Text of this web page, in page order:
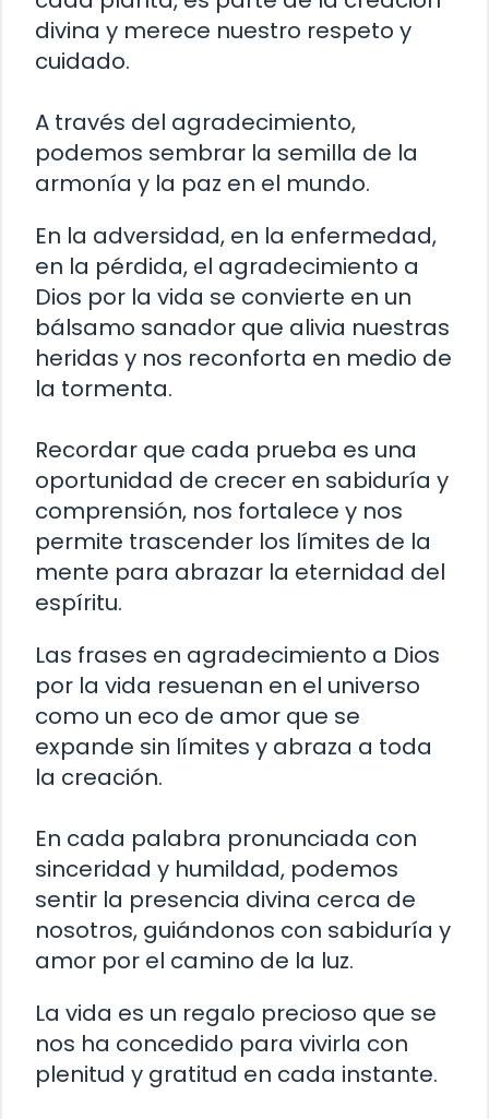
divina y merece nuestro respeto y
cuidado.
A través del agradecimiento,
podemos sembrar la semilla de la
armonía y la paz en el mundo.
En la adversidad, en la enfermedad,
en la pérdida, el agradecimiento a
Dios por la vida se convierte en un
bálsamo sanador que alivia nuestras
heridas y nos reconforta en medio de
la tormenta.
Recordar que cada prueba es una
oportunidad de crecer en sabiduría y
comprensión, nos fortalece y nos
permite trascender los límites de la
mente para abrazar la eternidad del
espíritu.
Las frases en agradecimiento a Dios
por la vida resuenan en el universo
como un eco de amor que se
expande sin límites y abraza a toda
la creación.
En cada palabra pronunciada con
sinceridad y humildad, podemos
sentir la presencia divina cerca de
nosotros, guiándonos con sabiduría y
amor por el camino de la luz.
La vida es un regalo precioso que se
nos ha concedido para vivirla con
plenitud y gratitud en cada instante.